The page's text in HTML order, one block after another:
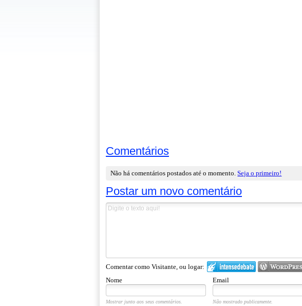
Comentários
Não há comentários postados até o momento.Seja o primeiro!
Postar um novo comentário
Comentar como Visitante, ou logar:
Nome Email
Mostrar junto aos seus comentários. Não mostrado publicamente.